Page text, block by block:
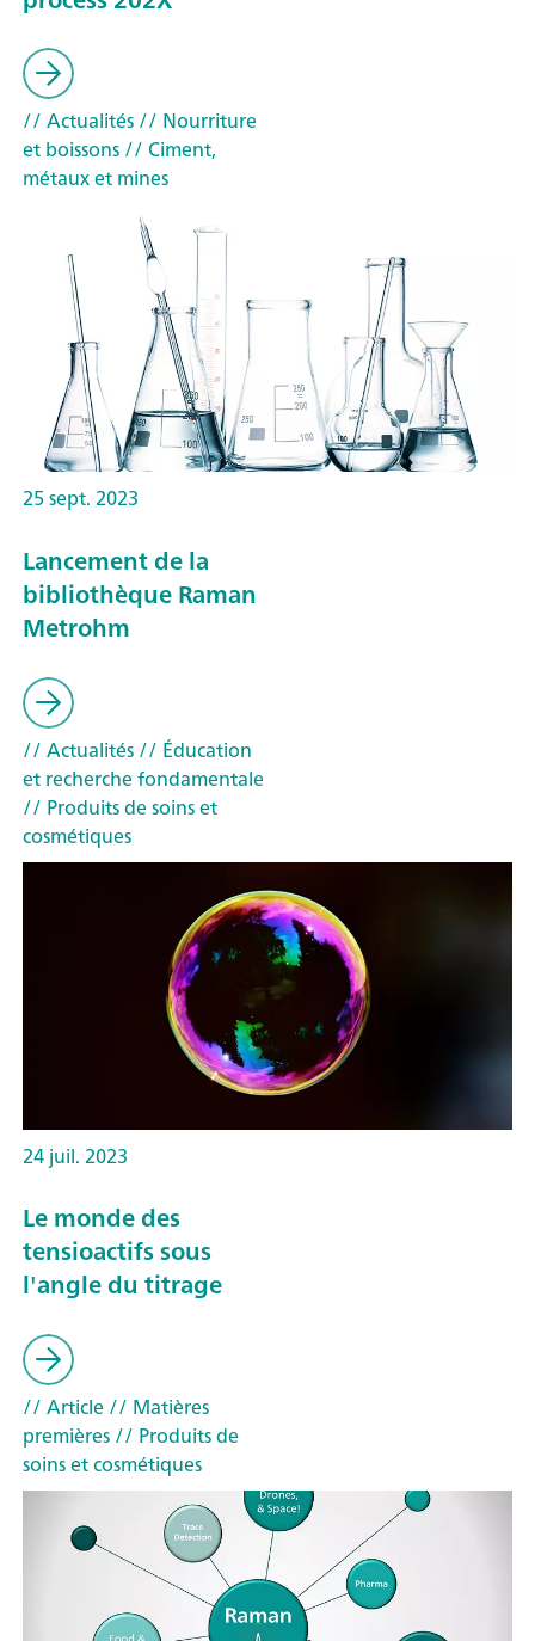
// Actualités// Nourriture
et boissons// Ciment,
métaux et mines
25 sept. 2023
Lancement de la
bibliothèque Raman
Metrohm
// Actualités// Éducation
et recherche fondamentale
// Produits de soins et
cosmétiques
24 juil. 2023
Le monde des
tensioactifs sous
l'angle du titrage
// Article// Matières
premières// Produits de
soins et cosmétiques